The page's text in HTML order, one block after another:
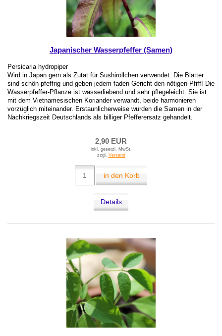
Japanischer Wasserpfeffer (Samen)
Persicaria hydropiper
Wird in Japan gern als Zutat für Sushiröllchen verwendet. Die Blätter
sind schön pfeffrig und geben jedem faden Gericht den nötigen Pfiff! Die
Wasserpfeffer-Pflanze ist wasserliebend und sehr pflegeleicht. Sie ist
mit dem Vietnamesischen Koriander verwandt, beide harmonieren
vorzüglich miteinander. Erstaunlicherweise wurden die Samen in der
Nachkriegszeit Deutschlands als billiger Pfefferersatz gehandelt.
2,90 EUR
inkl. gesetzl. MwSt.
zzgl. Versand
in den Korb
Details